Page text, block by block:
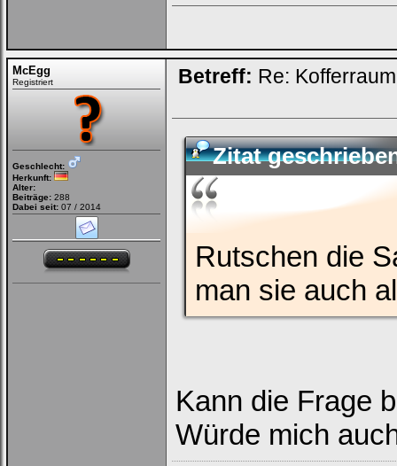
McEgg
Registriert
Geschlecht:
Herkunft:
Alter:
Beiträge: 288
Dabei seit: 07 / 2014
Betreff: Re:
Zitat
Rutschen die
man sie auch
Kann die Frage
Würde mich